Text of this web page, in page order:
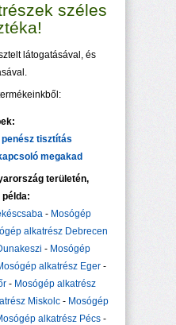
széles
látogatásával, és
penész tisztítás
megakad
területén,
példa:
- Mosógép
alkatrész Debrecen
- Mosógép
alkatrész Eger-
- Mosógép alkatrész
Miskolc - Mosógép
alkatrész Pécs-